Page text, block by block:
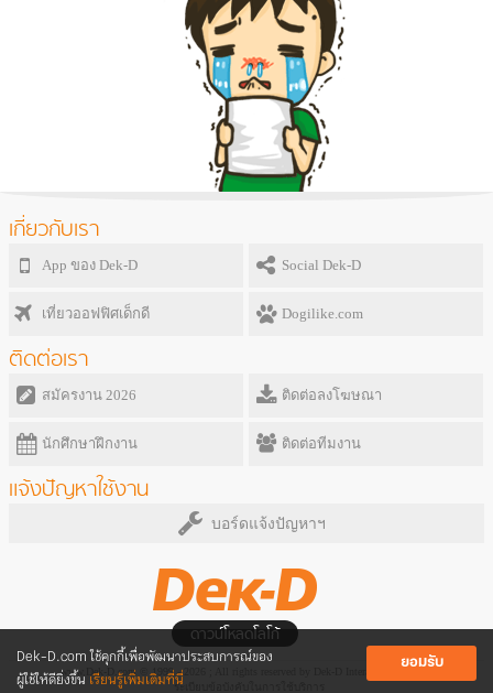
Dek-D.com ใช้คุกกี้เพื่อพัฒนาประสบการณ์ของ
ผู้ใช้ให้ดียิ่งขึ้น เรียนรู้เพิ่มเติมที่นี่
ยอมรับ
เกี่ยวกับเรา
App ของ Dek-D Social Dek-D
เที่ยวออฟฟิศเด็กดี Dogilike.com
ติดต่อเรา
สมัครงาน 2026 ติดต่อลงโฆษณา
นักศึกษาฝึกงาน ติดต่อทีมงาน
แจ้งปัญหาใช้งาน
บอร์ดแจ้งปัญหาฯ
ดาวน์โหลดโลโก้
www.Dek-D.com © 1999 - 2026 ; All rights reserved by Dek-D Interactive Co.,Ltd.
ระเบียบข้อบังคับในการใช้บริการ